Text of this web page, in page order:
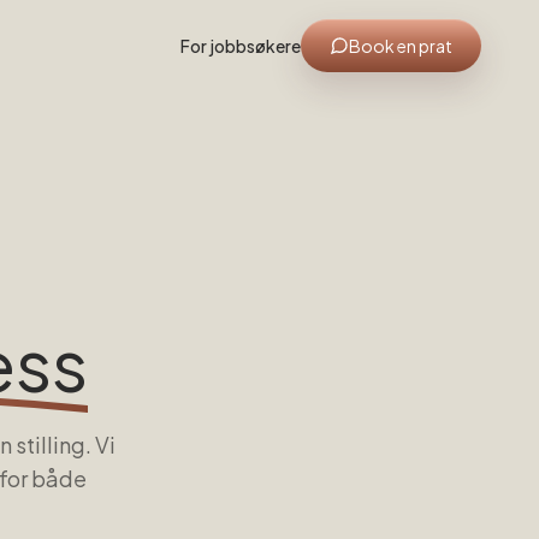
For jobbsøkere Book en prat
stilling. Vi
både